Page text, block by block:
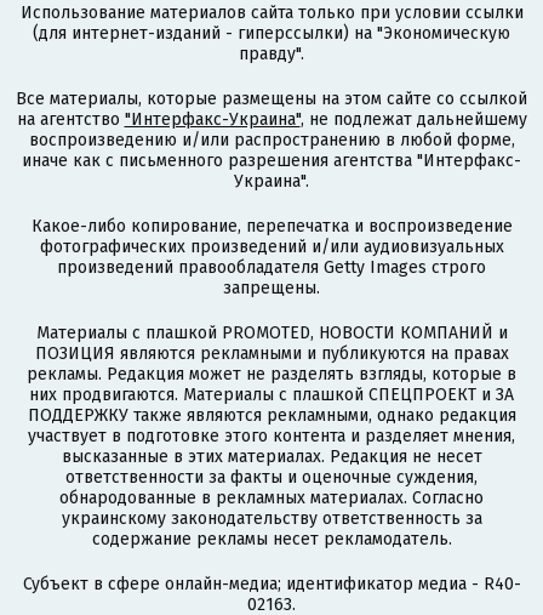
Использование материалов сайта только при условии ссылки
(для интернет-изданий - гиперссылки) на "Экономическую
правду".
Все материалы, которые размещены на этом сайте со ссылкой
на агентство "Интерфакс-Украина", не подлежат дальнейшему
воспроизведению и/или распространению в любой форме,
иначе как с письменного разрешения агентства "Интерфакс-
Украина".
Какое-либо копирование, перепечатка и воспроизведение
фотографических произведений и/или аудиовизуальных
произведений правообладателя Getty Images строго
запрещены.
Материалы с плашкой PROMOTED, НОВОСТИ КОМПАНИЙ и
ПОЗИЦИЯ являются рекламными и публикуются на правах
рекламы. Редакция может не разделять взгляды, которые в
них продвигаются. Материалы с плашкой СПЕЦПРОЕКТ и ЗА
ПОДДЕРЖКУ также являются рекламными, однако редакция
участвует в подготовке этого контента и разделяет мнения,
высказанные в этих материалах. Редакция не несет
ответственности за факты и оценочные суждения,
обнародованные в рекламных материалах. Согласно
украинскому законодательству ответственность за
содержание рекламы несет рекламодатель.
Субъект в сфере онлайн-медиа; идентификатор медиа - R40-
02163.